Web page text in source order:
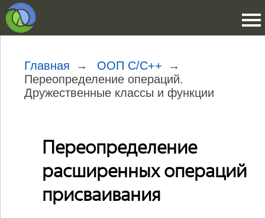
Главная
ООП C/C++
Переопределение операций.
Дружественные классы и функции
Переопределение
расширенных операций
присваивания